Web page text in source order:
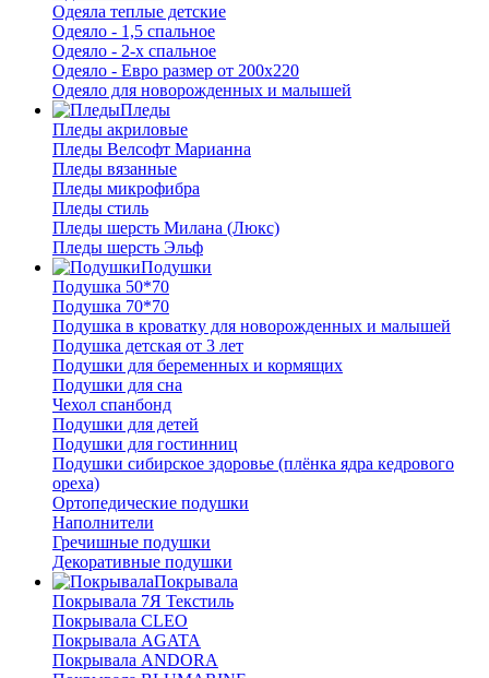
Одеяла теплые детские
Одеяло - 1,5 спальное
Одеяло - 2-х спальное
Одеяло - Евро размер от 200х220
Одеяло для новорожденных и малышей
Пледы
Пледы акриловые
Пледы Велсофт Марианна
Пледы вязанные
Пледы микрофибра
Пледы стиль
Пледы шерсть Милана (Люкс)
Пледы шерсть Эльф
Подушки
Подушка 50*70
Подушка 70*70
Подушка в кроватку для новорожденных и малышей
Подушка детская от 3 лет
Подушки для беременных и кормящих
Подушки для сна
Чехол спанбонд
Подушки для детей
Подушки для гостинниц
Подушки сибирское здоровье (плёнка ядра кедрового
ореха)
Ортопедические подушки
Наполнители
Гречишные подушки
Декоративные подушки
Покрывала
Покрывала 7Я Текстиль
Покрывала CLEO
Покрывала AGATA
Покрывала ANDORA